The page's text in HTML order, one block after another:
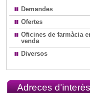
Demandes
Ofertes
Oficines de farmàcia
venda
Diversos
Adreces d'interès